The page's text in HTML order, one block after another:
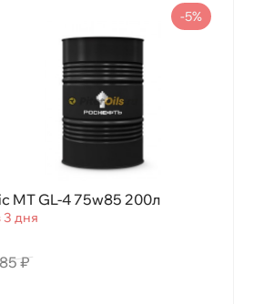
MT GL-4 75w85 200л
дня
₽
-5%